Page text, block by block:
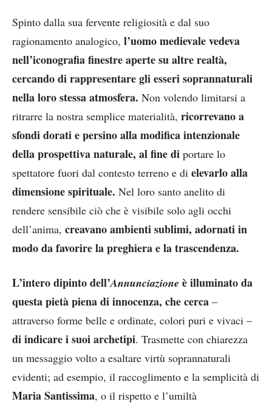
Spinto dalla sua fervente religiosità e dal suo
ragionamento analogico, l’uomo medievale vedeva
nell’iconografia finestre aperte su altre realtà,
cercando di rappresentare gli esseri soprannaturali
nella loro stessa atmosfera. Non volendo limitarsi a
ritrarre la nostra semplice materialità, ricorrevano a
sfondi dorati e persino alla modifica intenzionale
della prospettiva naturale, al fine di portare lo
spettatore fuori dal contesto terreno e di elevarlo alla
dimensione spirituale. Nel loro santo anelito di
rendere sensibile ciò che è visibile solo agli occhi
dell’anima, creavano ambienti sublimi, adornati in
modo da favorire la preghiera e la trascendenza.
L’intero dipinto dell’Annunciazione è illuminato da
questa pietà piena di innocenza, che cerca –
attraverso forme belle e ordinate, colori puri e vivaci –
di indicare i suoi archetipi. Trasmette con chiarezza
un messaggio volto a esaltare virtù soprannaturali
evidenti; ad esempio, il raccoglimento e la semplicità di
Maria Santissima, o il rispetto e l’umiltà